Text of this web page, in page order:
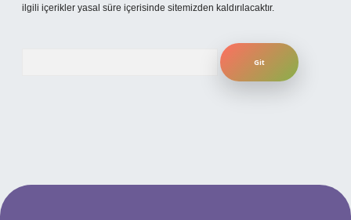
ilgili içerikler yasal süre içerisinde sitemizden kaldırılacaktır.
giriş